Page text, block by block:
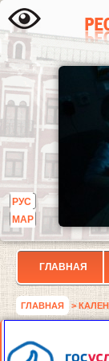
РУС
МАР
ГЛАВНАЯ
ГЛАВНАЯ >